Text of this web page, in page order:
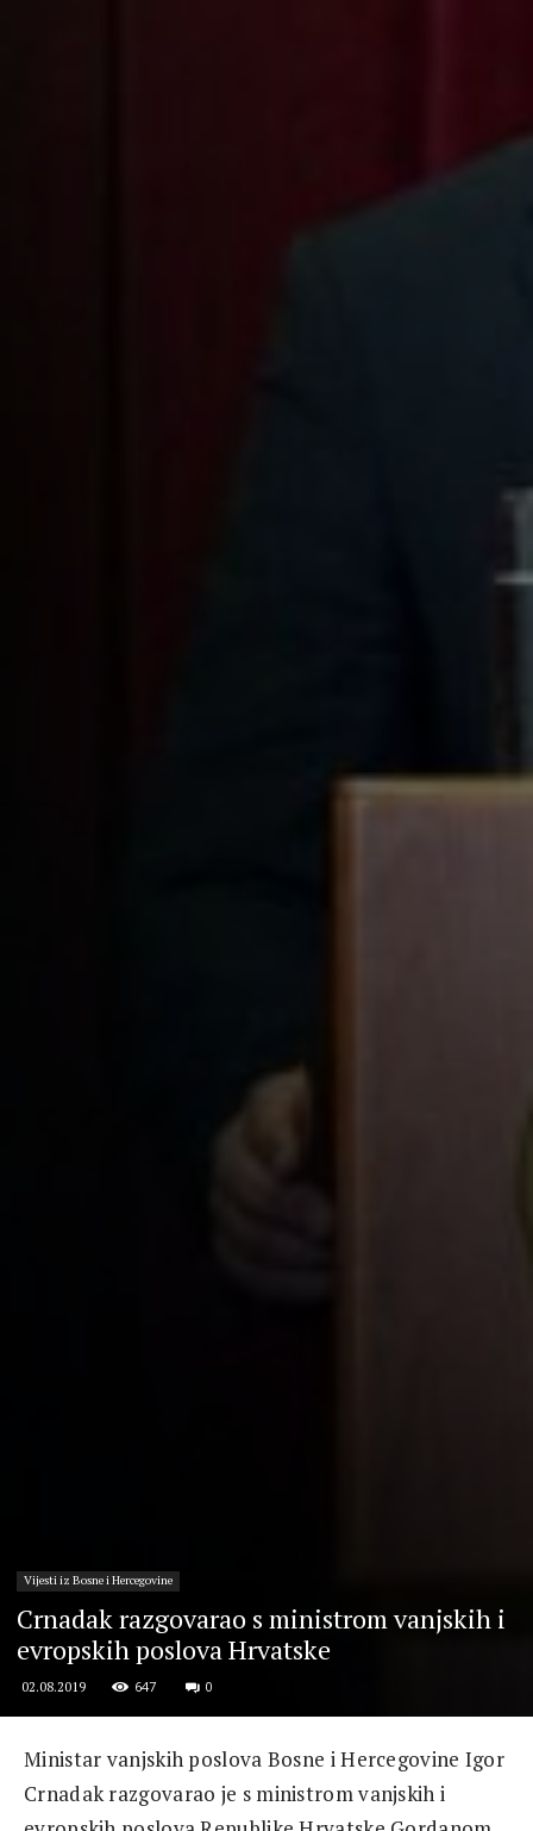
Vijesti iz Bosne i Hercegovine
Crnadak razgovarao s ministrom vanjskih i
evropskih poslova Hrvatske
02.08.2019 647 0
Ministar vanjskih poslova Bosne i Hercegovine Igor
Crnadak razgovarao je s ministrom vanjskih i